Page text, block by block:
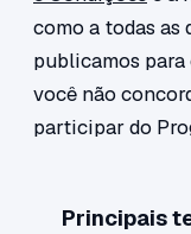
como a todas as
publicamos para
você não
participar do
Principais